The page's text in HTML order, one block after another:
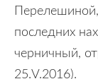
последних
черничный,
25.V.2016).